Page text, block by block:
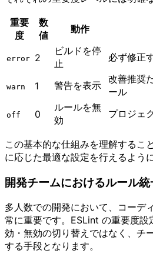
重要
度
数
値
動作
error 2
ビルドを停
止
必ず修正
warn 1 警告を表示
改善推奨
ール
off 0
ルールを無
効
プロジェ
この基本的な仕組みを理解するこ
に応じた最適な設定を行えるよう
開発チームにおけるルール
多人数での開発において、コーデ
常に重要です。ESLint の重要度設
効・無効の切り替えではなく、チ
する手段となります。